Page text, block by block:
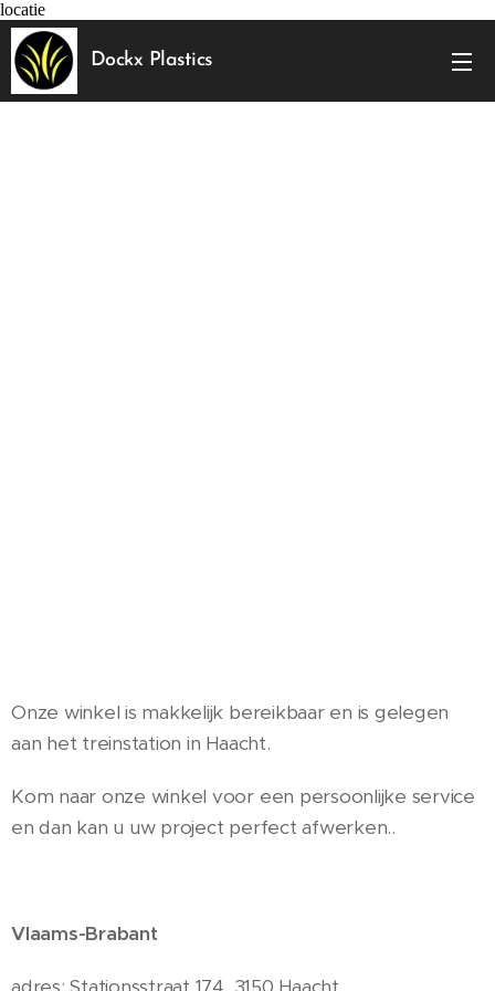
locatie
Dockx Plastics
Onze winkel is makkelijk bereikbaar en is gelegen
aan het treinstation in Haacht.
Kom naar onze winkel voor een persoonlijke service
en dan kan u uw project perfect afwerken..
Vlaams-Brabant